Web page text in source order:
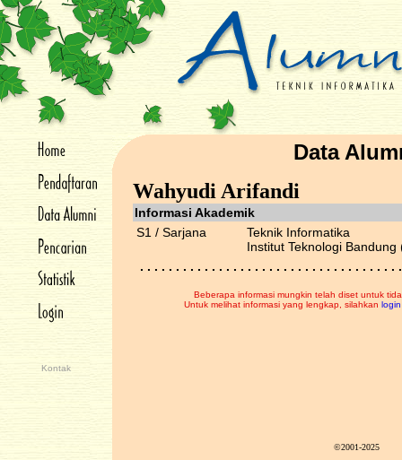
Kontak
Data
Wahyudi Arifandi
Informasi Akademik
S1 / Sarjana
Teknik Informatika
Institut Teknologi Bandung
. . . . . . . . . . . . . . . . . . . . . . . . . . . . . . . . . . . .
Beberapa informasi mungkin telah diset untuk
Untuk melihat informasi yang lengkap, silahkan login
©2001-2025